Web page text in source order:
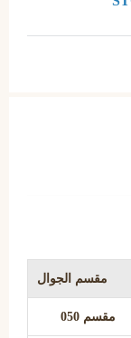
مقسم الجوال
مقسم 050